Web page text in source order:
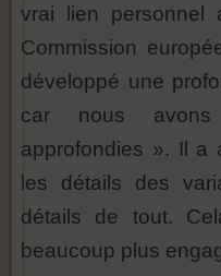
vrai lien personnel
Commission
développé une
car nous
approfondies ». Il a
les détails des
détails de tout.
beaucoup plus